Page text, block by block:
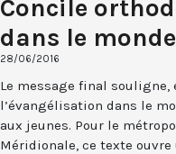
Concile
dans le
28/06/2016
Le message final souligne,
l’évangélisation dans le
aux jeunes. Pour le
Méridionale, ce texte